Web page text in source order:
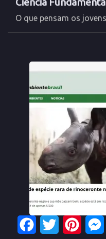
O que pensam os
FacebookTwitter